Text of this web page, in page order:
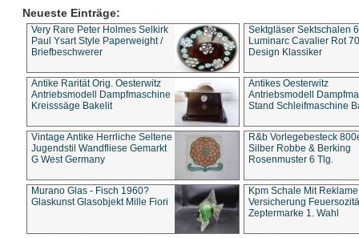
Neueste Einträge:
Very Rare Peter Holmes Selkirk
Paul Ysart Style Paperweight /
Briefbeschwerer
Sektgläser Sektschalen
Luminarc Cavalier Rot
Design Klassiker
Antike Rarität Orig. Oesterwitz
Antriebsmodell Dampfmaschine
Kreisssäge Bakelit
Antikes Oesterwitz
Antriebsmodell
Stand Schleifmaschine
Vintage Antike Herrliche Seltene
Jugendstil Wandfliese Gemarkt
G West Germany
R&b Vorlegebesteck
Silber Robbe & Berking
Rosenmuster 6 Tlg.
Murano Glas - Fisch 1960?
Glaskunst Glasobjekt Mille Fiori
Kpm Schale Mit Reklame
Versicherung
Zeptermarke 1. Wahl